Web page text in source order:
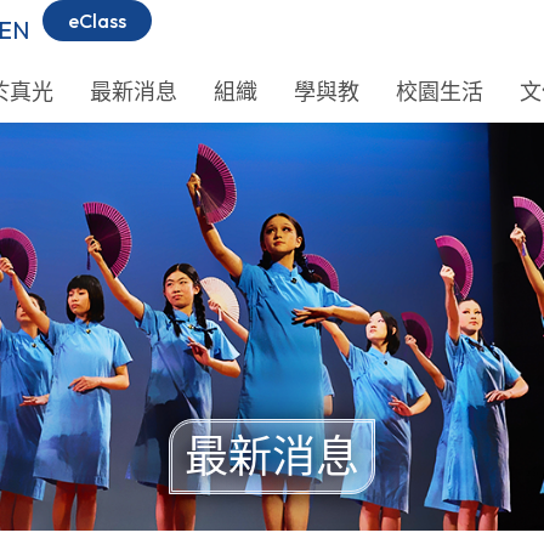
eClass
真光 最新消息 組織 學與教 校園生活
最新消息